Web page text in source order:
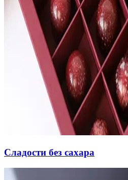
Сладости без сахара